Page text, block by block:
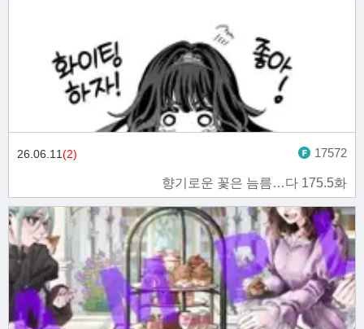
향기로운 꽃은 늠름…다 175.5화
26.06.11(2) 17572